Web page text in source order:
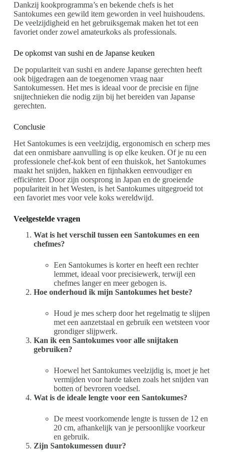
Dankzij kookprogramma’s en bekende chefs is het
Santokumes een gewild item geworden in veel huishoudens.
De veelzijdigheid en het gebruiksgemak maken het tot een
favoriet onder zowel amateurkoks als professionals.
De opkomst van sushi en de Japanse keuken
De populariteit van sushi en andere Japanse gerechten heeft
ook bijgedragen aan de toegenomen vraag naar
Santokumessen. Het mes is ideaal voor de precisie en fijne
snijtechnieken die nodig zijn bij het bereiden van Japanse
gerechten.
Conclusie
Het Santokumes is een veelzijdig, ergonomisch en scherp mes
dat een onmisbare aanvulling is op elke keuken. Of je nu een
professionele chef-kok bent of een thuiskok, het Santokumes
maakt het snijden, hakken en fijnhakken eenvoudiger en
efficiënter. Door zijn oorsprong in Japan en de groeiende
populariteit in het Westen, is het Santokumes uitgegroeid tot
een favoriet mes voor vele koks wereldwijd.
Veelgestelde vragen
Wat is het verschil tussen een Santokumes en een
chefmes?
Een Santokumes is korter en heeft een rechter
lemmet, ideaal voor precisiewerk, terwijl een
chefmes langer en meer gebogen is.
Hoe onderhoud ik mijn Santokumes het beste?
Houd je mes scherp door het regelmatig te slijpen
met een aanzetstaal en gebruik een wetsteen voor
grondiger slijpwerk.
Kan ik een Santokumes voor alle snijtaken
gebruiken?
Hoewel het Santokumes veelzijdig is, moet je het
vermijden voor harde taken zoals het snijden van
botten of bevroren voedsel.
Wat is de ideale lengte voor een Santokumes?
De meest voorkomende lengte is tussen de 12 en
20 cm, afhankelijk van je persoonlijke voorkeur
en gebruik.
Zijn Santokumessen duur?